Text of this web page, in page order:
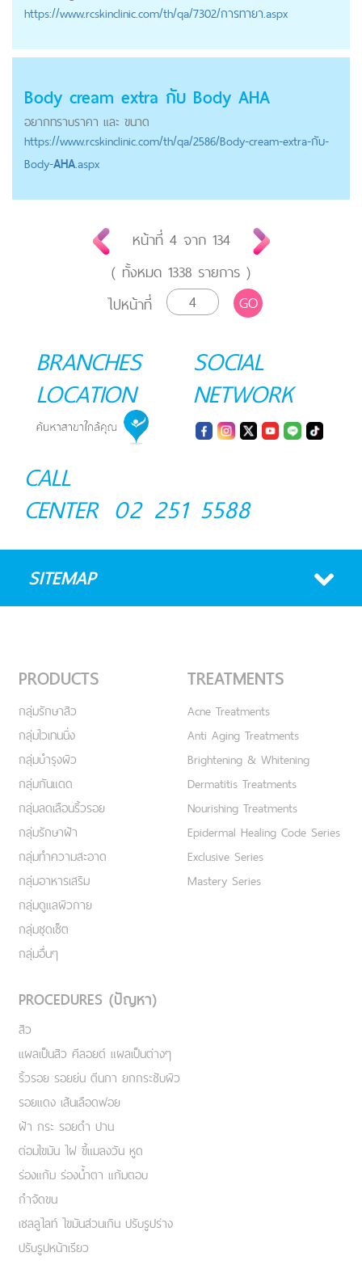
https://www.rcskinclinic.com/th/qa/7302/การทายา.aspx
Body cream extra กับ Body AHA
อยากทราบราคา และ ขนาด
https://www.rcskinclinic.com/th/qa/2586/Body-cream-extra-กับ-
Body-AHA.aspx
หน้าที่ 4จาก 134
( ทั้งหมด 1338 รายการ )
ไปหน้าที่
GO
BRANCHES
LOCATION
SOCIAL
NETWORK
CALL
CENTER 02 251 5588
SITEMAP
PRODUCTS
กลุ่มรักษาสิว
กลุ่มไวเทนนิ่ง
กลุ่มบำรุงผิว
กลุ่มกันแดด
กลุ่มลดเลือนริ้วรอย
กลุ่มรักษาฝ้า
กลุ่มทำความสะอาด
กลุ่มอาหารเสริม
กลุ่มดูแลผิวกาย
กลุ่มชุดเซ็ต
กลุ่มอื่นๆ
TREATMENTS
Acne Treatments
Anti Aging Treatments
Brightening & Whitening
Dermatitis Treatments
Nourishing Treatments
Epidermal Healing Code Series
Exclusive Series
Mastery Series
PROCEDURES (ปัญหา)
สิว
แผลเป็นสิว คีลอยด์ แผลเป็นต่างๆ
ริ้วรอย รอยย่น ตีนกา ยกกระชับผิว
รอยแดง เส้นเลือดฟอย
ฝ้า กระ รอยดำ ปาน
ต่อมไขมัน ไฝ ขี้แมลงวัน หูด
ร่องแก้ม ร่องน้ำตา แก้มตอบ
กำจัดขน
เชลลูไลท์ ไขมันส่วนเกิน ปรับรูปร่าง
ปรับรูปหน้าเรียว